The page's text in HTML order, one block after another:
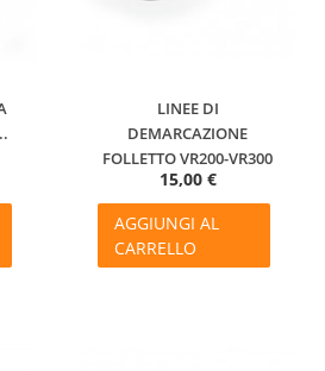
LINEE DI
DEMARCAZIONE
FOLLETTO VR200-VR300
15,00 €
AGGIUNGI AL
CARRELLO